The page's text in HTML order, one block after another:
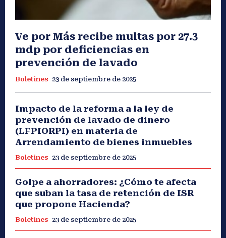
Ve por Más recibe multas por 27.3
mdp por deficiencias en
prevención de lavado
Boletines 23 de septiembre de 2025
Impacto de la reforma a la ley de
prevención de lavado de dinero
(LFPIORPI) en materia de
Arrendamiento de bienes inmuebles
Boletines 23 de septiembre de 2025
Golpe a ahorradores: ¿Cómo te afecta
que suban la tasa de retención de ISR
que propone Hacienda?
Boletines 23 de septiembre de 2025